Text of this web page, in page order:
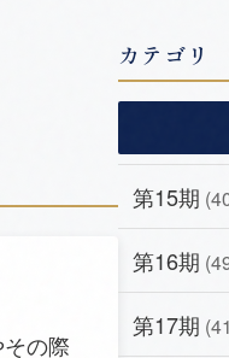
の際
カテゴリ
第15期
第16期
第17期